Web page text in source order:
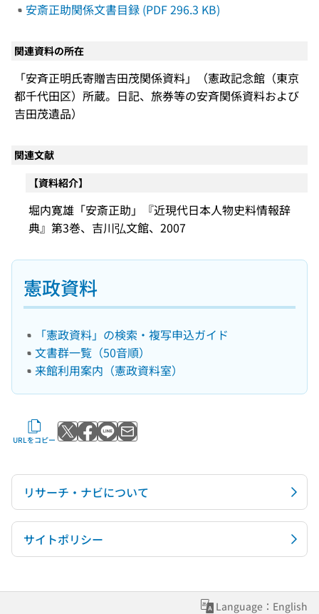
安斎正助関係文書目録 (PDF 296.3 KB)
関連資料の所在
「安斉正明氏寄贈吉田茂関係資料」（憲政記念館（東京
都千代田区）所蔵。日記、旅券等の安斉関係資料および
吉田茂遺品）
関連文献
【資料紹介】
堀内寛雄「安斎正助」『近現代日本人物史料情報辞
典』第3巻、吉川弘文館、2007
憲政資料
「憲政資料」の検索・複写申込ガイド
文書群一覧（50音順）
来館利用案内（憲政資料室）
URLをコピー Xでポストする
Facebookでシェアする
LINEで送る
メールで送る
リサーチ・ナビについて
サイトポリシー
Language：English